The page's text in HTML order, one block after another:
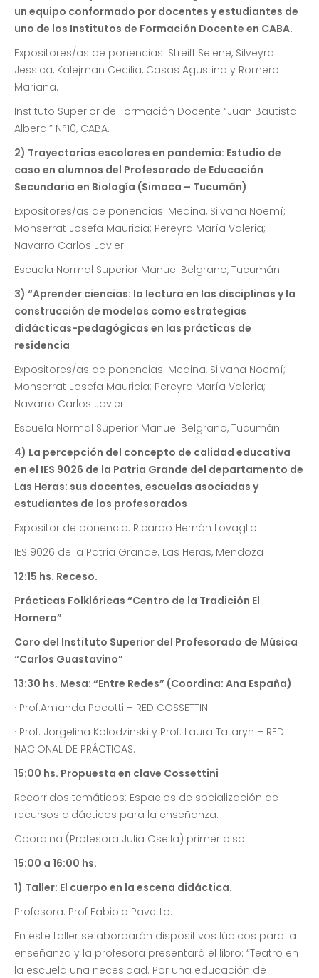
un equipo conformado por docentes y estudiantes de
uno de los Institutos de Formación Docente en CABA.
Expositores/as de ponencias: Streiff Selene, Silveyra
Jessica, Kalejman Cecilia, Casas Agustina y Romero
Mariana.
Instituto Superior de Formación Docente “Juan Bautista
Alberdi” N°10, CABA.
2) Trayectorias escolares en pandemia: Estudio de
caso en alumnos del Profesorado de Educación
Secundaria en Biología (Simoca – Tucumán)
Expositores/as de ponencias: Medina, Silvana Noemí;
Monserrat Josefa Mauricia; Pereyra María Valeria;
Navarro Carlos Javier
Escuela Normal Superior Manuel Belgrano, Tucumán
3) “Aprender ciencias: la lectura en las disciplinas y la
construcción de modelos como estrategias
didácticas-pedagógicas en las prácticas de
residencia
Expositores/as de ponencias: Medina, Silvana Noemí;
Monserrat Josefa Mauricia; Pereyra María Valeria;
Navarro Carlos Javier
Escuela Normal Superior Manuel Belgrano, Tucumán
4) La percepción del concepto de calidad educativa
en el IES 9026 de la Patria Grande del departamento de
Las Heras: sus docentes, escuelas asociadas y
estudiantes de los profesorados
Expositor de ponencia: Ricardo Hernán Lovaglio
IES 9026 de la Patria Grande. Las Heras, Mendoza
12:15 hs. Receso.
Prácticas Folklóricas “Centro de la Tradición El
Hornero”
Coro del Instituto Superior del Profesorado de Música
“Carlos Guastavino”
13:30 hs. Mesa: “Entre Redes” (Coordina: Ana España)
· Prof.Amanda Pacotti – RED COSSETTINI
· Prof. Jorgelina Kolodzinski y Prof. Laura Tataryn – RED
NACIONAL DE PRÁCTICAS.
15:00 hs. Propuesta en clave Cossettini
Recorridos temáticos: Espacios de socialización de
recursos didácticos para la enseñanza.
Coordina (Profesora Julia Osella) primer piso.
15:00 a 16:00 hs.
1) Taller: El cuerpo en la escena didáctica.
Profesora: Prof Fabiola Pavetto.
En este taller se abordarán dispositivos lúdicos para la
enseñanza y la profesora presentará el libro: “Teatro en
la escuela una necesidad. Por una educación de